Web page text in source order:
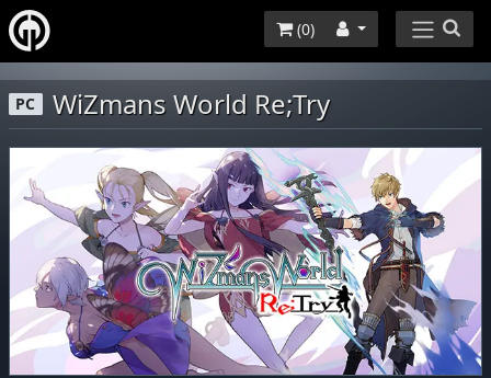
(0)
PC WiZmans World Re;Try